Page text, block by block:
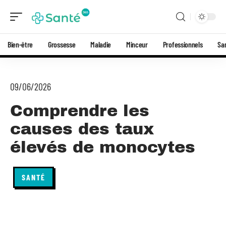
Bien-être Grossesse Maladie Minceur Professionnels
09/06/2026
Comprendre les
causes des taux
élevés de monocytes
SANTÉ